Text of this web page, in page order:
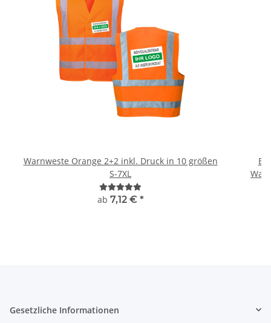
Warnweste Orange 2+2 inkl. Druck in 10 größen
S-7XL
ab 7,12 € *
Gesetzliche Informationen